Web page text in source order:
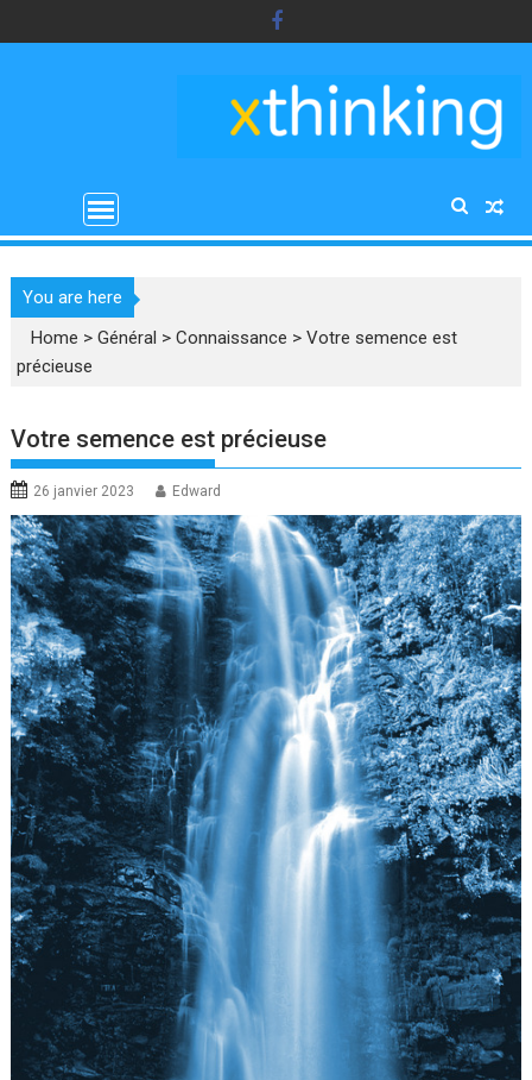
to
You are here
Home >Général >Connaissance >Votre semence est
précieuse
Votre semence est précieuse
26 janvier 2023 Edward